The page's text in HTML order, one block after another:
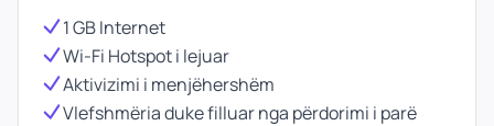
1 GB Internet
Wi-Fi Hotspot i lejuar
Aktivizimi i menjëhershëm
Vlefshmëria duke filluar nga përdorimi i parë